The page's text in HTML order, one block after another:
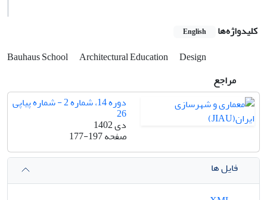
کلیدواژه‌ها English
Bauhaus School Architectural Education
Design
مراجع
دوره 14، شماره 2 - شماره پیاپی
26
دی 1402
صفحه177-197
فایل ها